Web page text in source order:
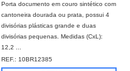
Porta documento em couro sintético com
cantoneira dourada ou prata, possui 4
divisórias plásticas grande e duas
divisórias pequenas. Medidas (CxL):
12,2 ...
REF.:10BR12385